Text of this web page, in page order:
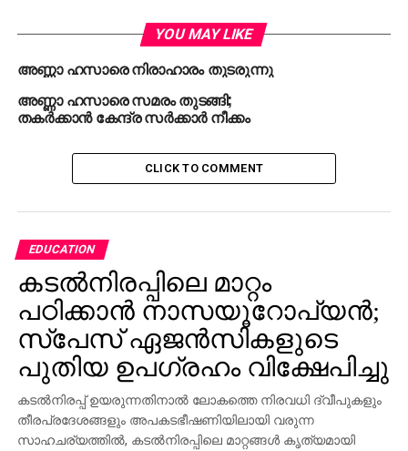
വ്യക്തമാക്കി. അഴിമതി വിരുദ്ധ പോരാട്ടത്തിനായി മൂന്നു
മാസം രാജ്യത്തിന്റെ വിവിധ ഭാഗങ്ങള്‍ സന്ദര്‍ശിച്ച് 40
പൊതുസമ്മേളനങ്ങള്‍ നടത്തിയ ശേഷമാണ് ഹസാരെ
സമരം ആരംഭിക്കുന്നത്.
നേരത്തെ തന്നോടൊപ്പം ഉണ്ടായിരുന്ന അരവിന്ദ്
വിപരീതമായി പുതിയ രാഷ്ട്രീയ പാര്‍ട്ടി രൂപവത്കരിച്ച
സംഭവം ആവര്‍ത്തിക്കാതിരിക്കാന്‍ പ്രത്യേക
മുന്‍കരുതലുകള്‍ ഇത്തവണത്തെ സമരപരിപാടിയില്‍
RELATED TOPICS: ANNA HASARE
UP NEXT
പരീക്ഷക്കെത്തിയ വിദ്യാര്‍ത്ഥിനികളെ
നഗ്നപരിശോധനക്ക് വിധേയമാക്കി
DON'T MISS
മത്സരാര്‍ത്ഥി കൂടുതല്‍ പണം
നേടുമെന്നായപ്പോള്‍ ഡാന്‍സ് കളിപ്പിച്ചു
തോല്പിച്ചു; ചാനലിനെതിരെ സോഷ്യല്‍ മീഡിയ
YOU MAY LIKE
അണ്ണാ ഹസാരെ നിരാഹാരം തുടരുന്നു
അണ്ണാ ഹസാരെ സമരം തുടങ്ങി;
തകര്‍ക്കാന്‍ കേന്ദ്ര സര്‍ക്കാര്‍ നീക്കം
CLICK TO COMMENT
EDUCATION
കടല്‍നിരപ്പിലെ മാറ്റം
പഠിക്കാന്‍ നാസയൂറോപ്യന്‍;
സ്പേസ് ഏജന്‍സികളുടെ
പുതിയ ഉപഗ്രഹം വിക്ഷേപിച്ചു
കടല്‍നിരപ്പ് ഉയരുന്നതിനാല്‍ ലോകത്തെ നിരവധി ദ്വീപുകളും
തീരപ്രദേശങ്ങളും അപകടഭീഷണിയിലായി വരുന്ന
സാഹചര്യത്തില്‍, കടല്‍നിരപ്പിലെ മാറ്റങ്ങള്‍ കൃത്യമായി